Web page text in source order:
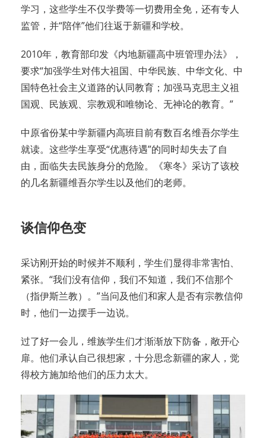
学习，这些学生不仅学费等一切费用全免，还有专人
监管，并“陪伴”他们往返于新疆和学校。
2010年，教育部印发《内地新疆高中班管理办法》，
要求“加强学生对伟大祖国、中华民族、中华文化、中
国特色社会主义道路的认同教育；加强马克思主义祖
国观、民族观、宗教观和唯物论、无神论的教育。”
中原省份某中学新疆内高班目前有数百名维吾尔学生
就读。这些学生享受“优惠待遇”的同时却失去了自
由，面临失去民族身分的危险。《寒冬》采访了该校
的几名新疆维吾尔学生以及他们的老师。
谈信仰色变
采访刚开始的时候并不顺利，学生们显得非常害怕、
紧张。“我们没有信仰，我们不知道，我们不信那个
（指伊斯兰教）。”当问及他们和家人是否有宗教信仰
时，他们一边摆手一边说。
过了好一会儿，维族学生们才渐渐放下防备，敞开心
扉。他们承认自己很想家，十分思念新疆的家人，觉
得校方施加给他们的压力太大。